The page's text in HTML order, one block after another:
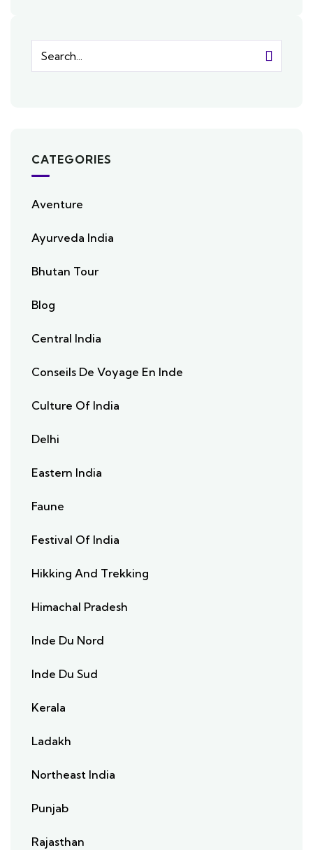
CATEGORIES
Aventure
Ayurveda India
Bhutan Tour
Blog
Central India
Conseils De Voyage En Inde
Culture Of India
Delhi
Eastern India
Faune
Festival Of India
Hikking And Trekking
Himachal Pradesh
Inde Du Nord
Inde Du Sud
Kerala
Ladakh
Northeast India
Punjab
Rajasthan